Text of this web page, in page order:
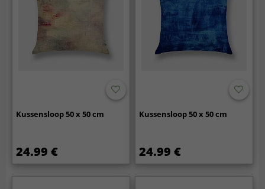
Kussensloop 50 x 50 cm
24.99 €
Kussensloop 50 x 50 cm
24.99 €